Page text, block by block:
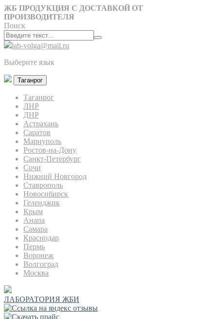
ЖБ ПРОДУКЦИЯ С ДОСТАВКОЙ ОТ
ПРОИЗВОДИТЕЛЯ
Поиск
lab-volga@mail.ru
Выберите язык
Таганрог
Таганрог
ЛНР
ДНР
Астрахань
Саратов
Мариуполь
Ростов-на-Дону
Санкт-Петербург
Сочи
Нижний Новгород
Ставрополь
Новосибирск
Геленджик
Крым
Анапа
Самара
Краснодар
Пермь
Воронеж
Волгоград
Москва
ЛАБОРАТОРИЯ ЖБИ